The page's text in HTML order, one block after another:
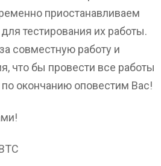
приостанавливаем
тестирования их работы.
совместную работу и
что бы провести все работы
окончанию оповестим Вас!